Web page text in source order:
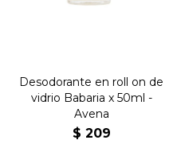
Desodorante en roll on de
vidrio Babaria x 50ml -
Avena
$ 209